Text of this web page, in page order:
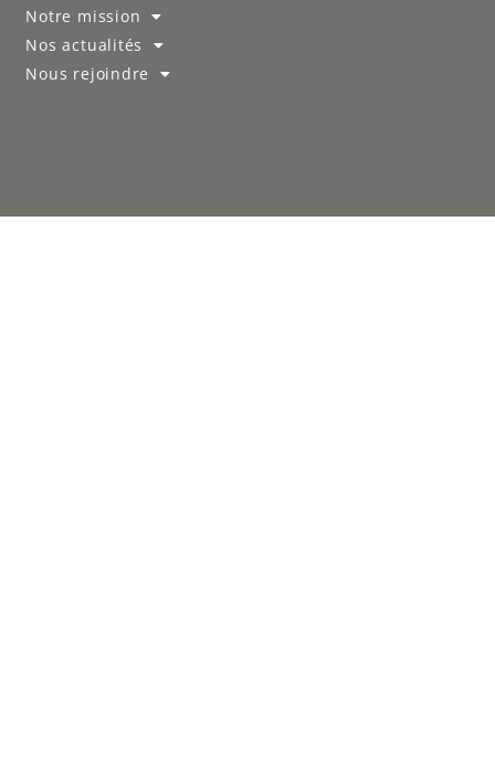
Notre mission
Nos actualités
Nous rejoindre